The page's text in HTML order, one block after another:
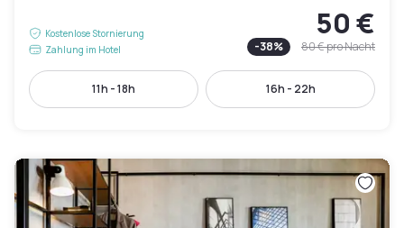
Kostenlose Stornierung
Zahlung im Hotel
50 €
-38% 80 €pro Nacht
11h - 18h 16h - 22h